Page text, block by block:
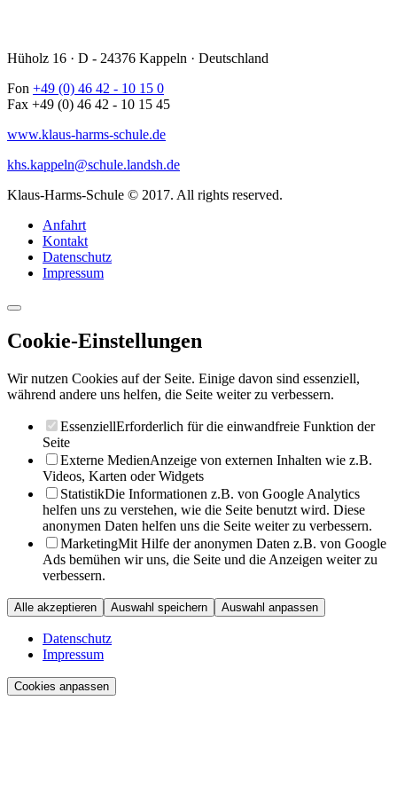
Hüholz 16 · D - 24376 Kappeln · Deutschland
Fon +49 (0) 46 42 - 10 15 0
Fax +49 (0) 46 42 - 10 15 45
www.klaus-harms-schule.de
khs.kappeln@schule.landsh.de
Klaus-Harms-Schule © 2017. All rights reserved.
Anfahrt
Kontakt
Datenschutz
Impressum
Cookie-Einstellungen
Wir nutzen Cookies auf der Seite. Einige davon sind essenziell,
während andere uns helfen, die Seite weiter zu verbessern.
EssenziellErforderlich für die einwandfreie Funktion der
Seite
Externe MedienAnzeige von externen Inhalten wie z.B.
Videos, Karten oder Widgets
StatistikDie Informationen z.B. von Google Analytics
helfen uns zu verstehen, wie die Seite benutzt wird. Diese
anonymen Daten helfen uns die Seite weiter zu verbessern.
MarketingMit Hilfe der anonymen Daten z.B. von Google
Ads bemühen wir uns, die Seite und die Anzeigen weiter zu
verbessern.
Alle akzeptieren Auswahl speichern Auswahl anpassen
Datenschutz
Impressum
Cookies anpassen